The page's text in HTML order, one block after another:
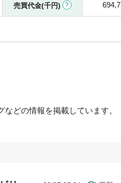
売買代金(千円)
どの情報を掲載しています。